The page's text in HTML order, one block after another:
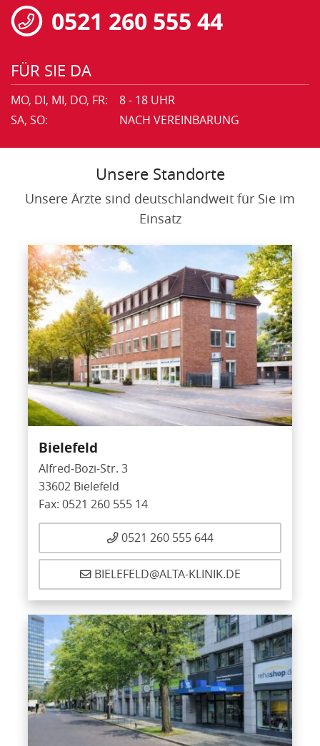
0521 260 555 44
FÜR SIE DA
MO, DI, MI, DO, FR:
8 - 18 UHR
SA, SO:
NACH VEREINBARUNG
Unsere Standorte
Unsere Ärzte sind deutschlandweit für Sie im
Einsatz
Bielefeld
Alfred-Bozi-Str. 3
33602 Bielefeld
Fax: 0521 260 555 14
0521 260 555 644
BIELEFELD@ALTA-KLINIK.DE